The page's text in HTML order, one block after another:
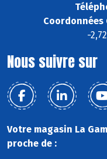
Coordonnées
-
Nous suivre sur
Votre magasin La
proche de :